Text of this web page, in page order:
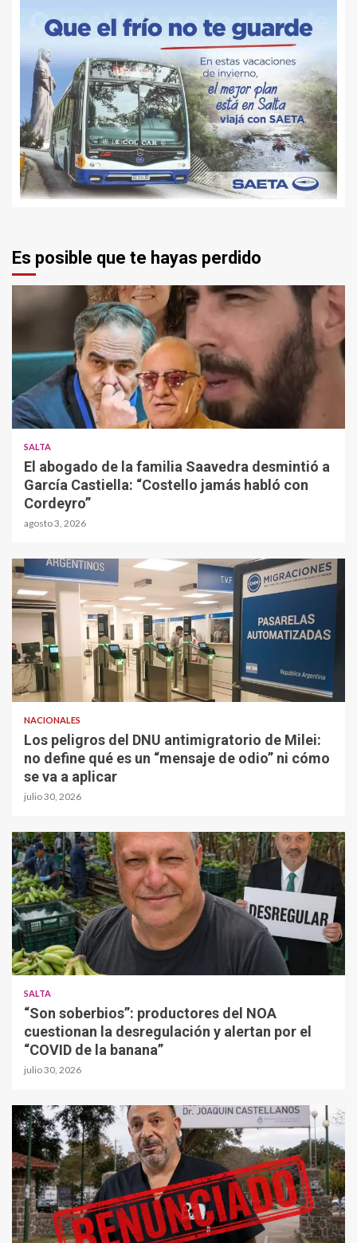
Es posible que te hayas perdido
SALTA
El abogado de la familia Saavedra desmintió a
García Castiella: “Costello jamás habló con
Cordeyro”
agosto 3, 2026
NACIONALES
Los peligros del DNU antimigratorio de Milei:
no define qué es un “mensaje de odio” ni cómo
se va a aplicar
julio 30, 2026
SALTA
“Son soberbios”: productores del NOA
cuestionan la desregulación y alertan por el
“COVID de la banana”
julio 30, 2026